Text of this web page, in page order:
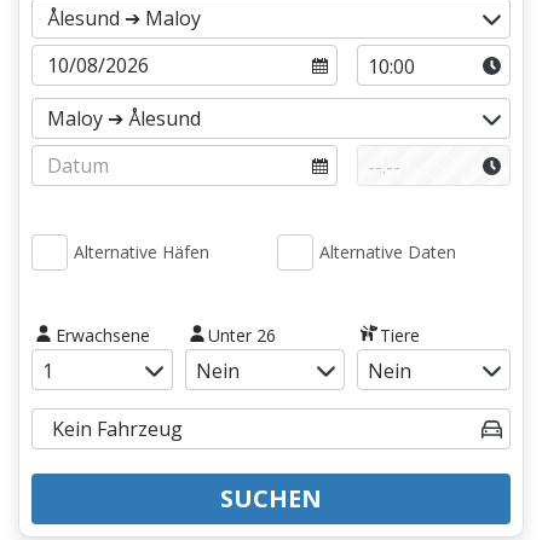
Alternative Häfen Alternative Daten
Erwachsene Unter 26 Tiere
SUCHEN